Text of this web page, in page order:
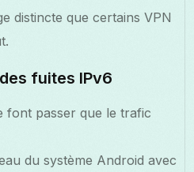
distincte que certains VPN
fuites IPv6
font passer que le trafic
du système Android avec